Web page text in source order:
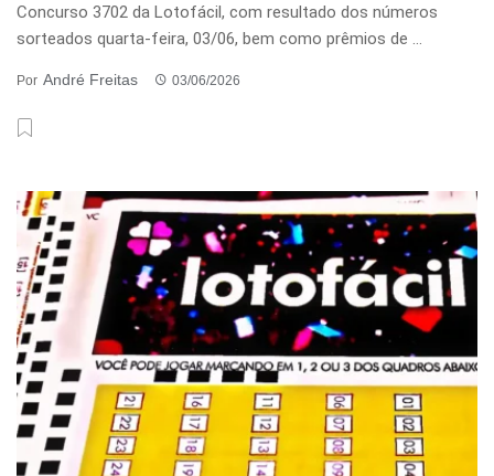
Concurso 3702 da Lotofácil, com resultado dos números
sorteados quarta-feira, 03/06, bem como prêmios de ...
Por André Freitas 03/06/2026